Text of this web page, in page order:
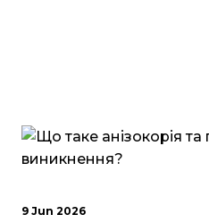
9 Jun 2026